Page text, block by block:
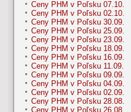
Ceny PHM v Poľsku 07.10.
Ceny PHM v Poľsku 02.10.
Ceny PHM v Poľsku 30.09.
Ceny PHM v Poľsku 25.09.
Ceny PHM v Poľsku 23.09.
Ceny PHM v Poľsku 18.09.
Ceny PHM v Poľsku 16.09.
Ceny PHM v Poľsku 11.09.
Ceny PHM v Poľsku 09.09.
Ceny PHM v Poľsku 04.09.
Ceny PHM v Poľsku 02.09.
Ceny PHM v Poľsku 28.08.
Ceny PHM v Poľsku 26.08.